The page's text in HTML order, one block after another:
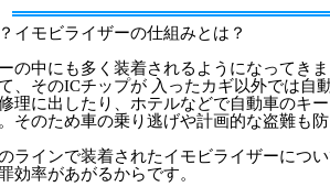
イモビライザーの仕組みとは？
の中にも多く装着されるようになってき
、そのICチップが 入ったカギ以外では
理に出したり、ホテルなどで自動車のキ
そのため車の乗り逃げや計画的な盗難も
ラインで装着されたイモビライザーにつ
効率があがるからです。